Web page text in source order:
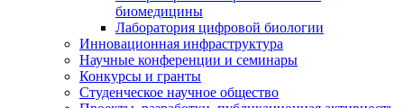
биомедицины
Лаборатория цифровой биологии
Инновационная инфраструктура
Научные конференции и семинары
Конкурсы и гранты
Студенческое научное общество